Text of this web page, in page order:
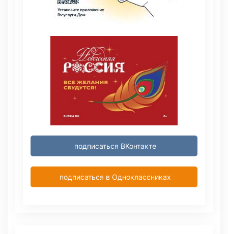
подписаться ВКонтакте
подписаться в Одноклассниках